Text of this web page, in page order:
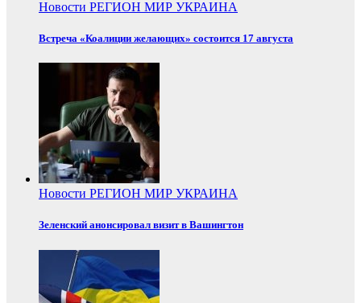
Новости РЕГИОН МИР УКРАИНА
Встреча «Коалиции желающих» состоится 17 августа
Новости РЕГИОН МИР УКРАИНА
Зеленский анонсировал визит в Вашингтон